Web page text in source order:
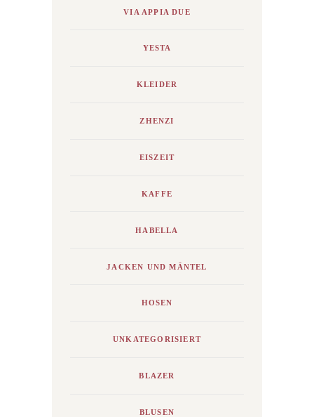
VIA APPIA DUE
YESTA
KLEIDER
ZHENZI
EISZEIT
KAFFE
HABELLA
JACKEN UND MÄNTEL
HOSEN
UNKATEGORISIERT
BLAZER
BLUSEN